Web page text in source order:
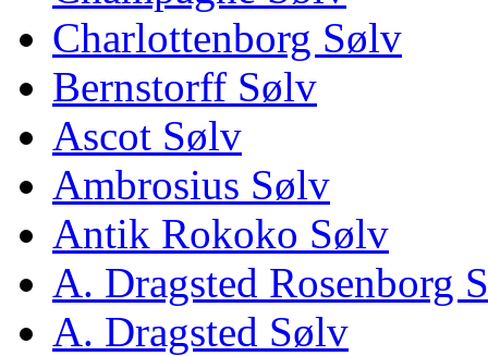
Charlottenborg Sølv
Bernstorff Sølv
Ascot Sølv
Ambrosius Sølv
Antik Rokoko Sølv
A. Dragsted Rosenborg
A. Dragsted Sølv